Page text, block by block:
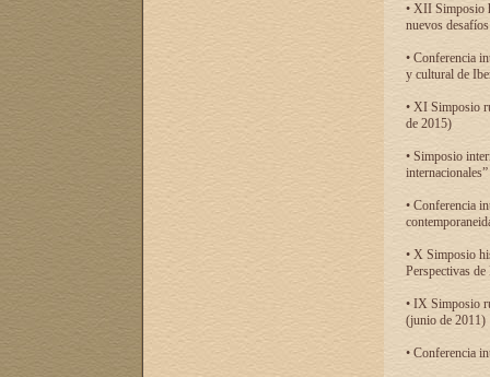
• XII Simposio
nuevos
• Conferencia
y cultural de
• XI Simposio
de 2015)
• Simposio
• Conferencia
• X Simposio
Perspectivas
• IX Simposio
(junio de 2011)
• Conferencia